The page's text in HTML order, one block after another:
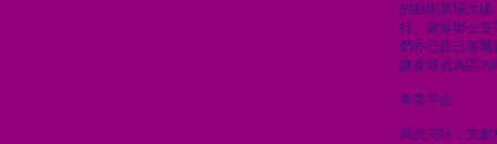
的藝術廣場大
行、家族辦公室
們亦已跟巴塞爾
讓香港成為區內
產業平台
與此同時，文